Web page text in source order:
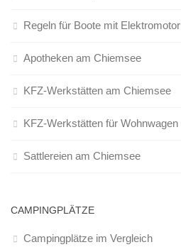
Regeln für Boote mit Elektromotor
Apotheken am Chiemsee
KFZ-Werkstätten am Chiemsee
KFZ-Werkstätten für Wohnwagen
Sattlereien am Chiemsee
CAMPINGPLÄTZE
Campingplätze im Vergleich